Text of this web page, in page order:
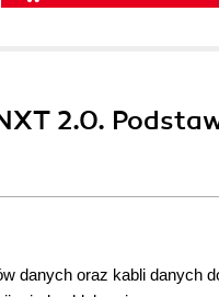
2.0.
danych oraz kabli danych